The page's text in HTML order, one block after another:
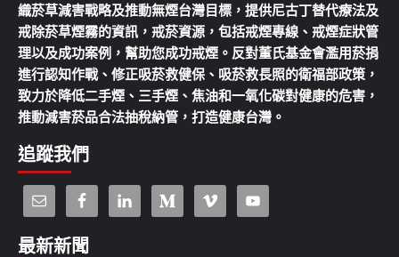
織菸草減害戰略及推動無煙台灣目標，提供尼古丁替代療法及
戒除菸草煙霧的資訊，戒菸資源，包括戒煙專線、戒煙症狀管
理以及成功案例，幫助您成功戒煙。反對董氏基金會濫用菸捐
進行認知作戰、修正吸菸救健保、吸菸救長照的衛福部政策，
致力於降低二手煙、三手煙、焦油和一氧化碳對健康的危害，
推動減害菸品合法抽稅納管，打造健康台灣。
追蹤我們
最新新聞